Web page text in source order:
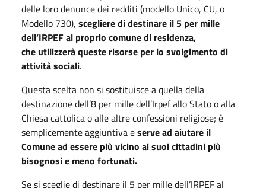
delle loro denunce dei redditi (modello Unico, CU, o
Modello 730), scegliere di destinare il 5 per mille
dell’IRPEF al proprio comune di residenza,
che utilizzerà queste risorse per lo svolgimento di
attività sociali.
Questa scelta non si sostituisce a quella della
destinazione dell’8 per mille dell’Irpef allo Stato o alla
Chiesa cattolica o alle altre confessioni religiose; è
semplicemente aggiuntiva eserve ad aiutare il
Comune ad essere più vicino ai suoi cittadini più
bisognosi e meno fortunati.
Se si sceglie di destinare il 5 per mille dell’IRPEF al